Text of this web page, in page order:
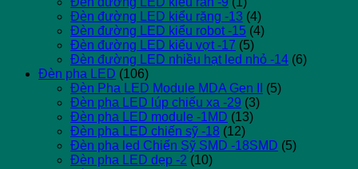
Đèn đường LED kiểu răng -13 (4)
Đèn đường LED kiểu robot -15 (4)
Đèn đường LED kiểu vợt -17 (5)
Đèn đường LED nhiều hạt led nhỏ -14 (6)
Đèn pha LED (106)
Đèn Pha LED Module MDA Gen II
(5)
Đèn pha LED lúp chiếu xa -29 (3)
Đèn pha LED module -1MD (13)
Đèn pha LED chiến sỹ -18 (12)
Đèn pha led Chiến Sỹ SMD -18SMD (5)
Đèn pha LED dẹp -2 (10)